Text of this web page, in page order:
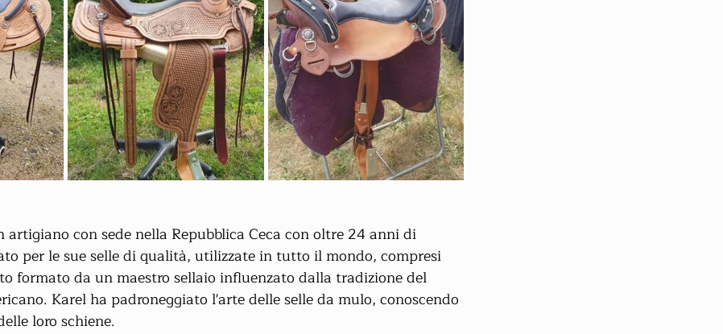
artigiano con sede nella Repubblica Ceca con oltre 24 anni di
per le sue selle di qualità, utilizzate in tutto il mondo, compresi
formato da un maestro sellaio influenzato dalla tradizione del
Karel ha padroneggiato l'arte delle selle da mulo, conoscendo
loro schiene.